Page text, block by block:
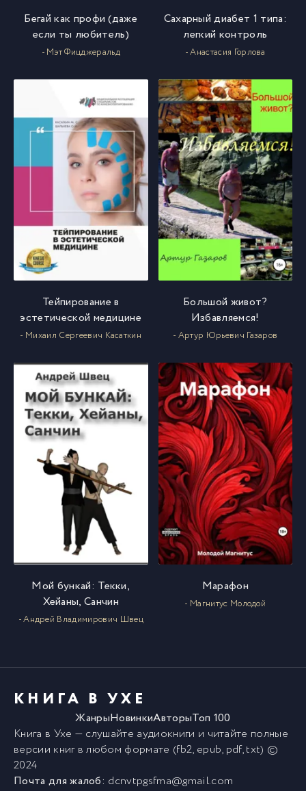
Бегай как профи (даже
если ты любитель)
- Мэт Фицджеральд
Сахарный диабет 1 типа:
легкий контроль
- Анастасия Горлова
Тейпирование в
эстетической медицине
- Михаил Сергеевич Касаткин
Большой живот?
Избавляемся!
- Артур Юрьевич Газаров
Мой бункай: Текки,
Хейаны, Санчин
- Андрей Владимирович Швец
Марафон
- Магнитус Молодой
КНИГА В УХЕ
ЖанрыНовинкиАвторыТоп 100
Книга в Ухе — слушайте аудиокниги и читайте полные
версии книгв любом формате (fb2, epub, pdf, txt) ©
2024
Почта для жалоб: dcnvtpgsfma@gmail.com